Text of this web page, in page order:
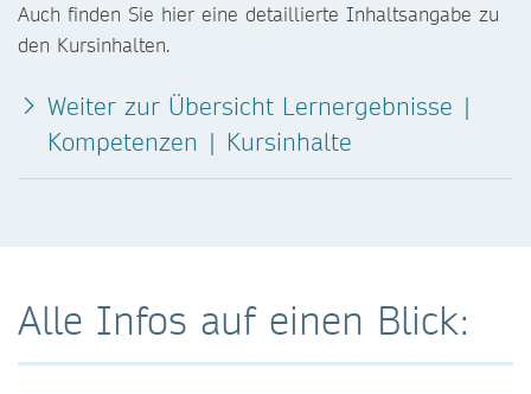
Auch finden Sie hier eine detaillierte Inhaltsangabe zu
den Kursinhalten.
Weiter zur Übersicht Lernergebnisse |
Kompetenzen | Kursinhalte
Alle Infos auf einen Blick: